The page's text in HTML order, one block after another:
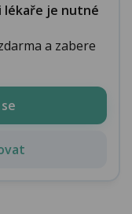
lékaře je nutné
a zabere